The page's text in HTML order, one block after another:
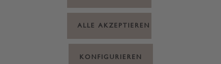
ALLE AKZEPTIEREN
KONFIGURIEREN